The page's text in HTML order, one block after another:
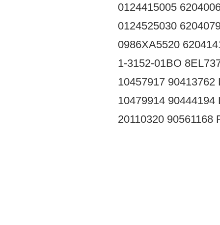
0124415005
0124525030
0986XA5520
1-3152-01BO
10457917 90413762
10479914 90444194
20110320 90561168